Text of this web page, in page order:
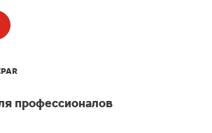
профессионалов